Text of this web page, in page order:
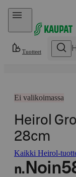
Hyppää sisältöön
Tuotteet
Ei valikoimassa
Heirol
28cm
Kaikki Heirol-
n. Noin